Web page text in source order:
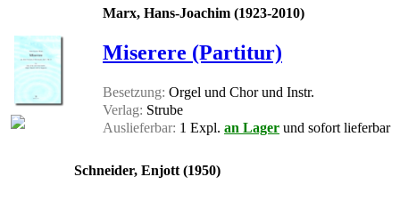
Marx, Hans-Joachim (1923-2010)
Miserere (Partitur)
Besetzung: Orgel und Chor und Instr.
Verlag: Strube
Auslieferbar: 1 Expl. an Lager und sofort lieferbar
Schneider, Enjott (1950)